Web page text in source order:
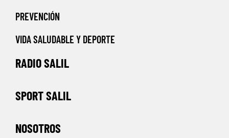
PREVENCIÓN
VIDA SALUDABLE Y DEPORTE
RADIO SALIL
SPORT SALIL
NOSOTROS